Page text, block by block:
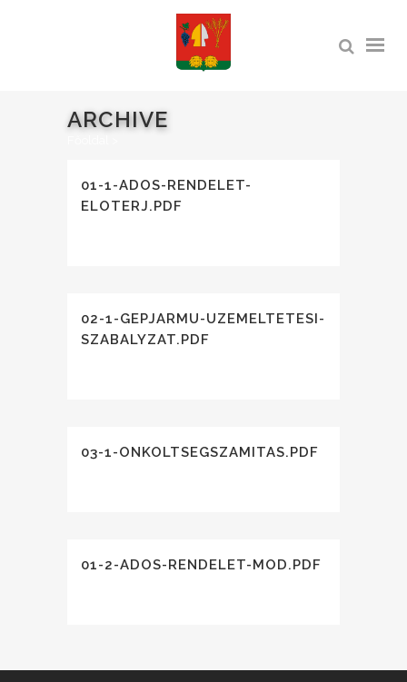
ARCHIVE
01-1-ADOS-RENDELET-
ELOTERJ.PDF
02-1-GEPJARMU-UZEMELTETESI-
SZABALYZAT.PDF
03-1-ONKOLTSEGSZAMITAS.PDF
01-2-ADOS-RENDELET-MOD.PDF